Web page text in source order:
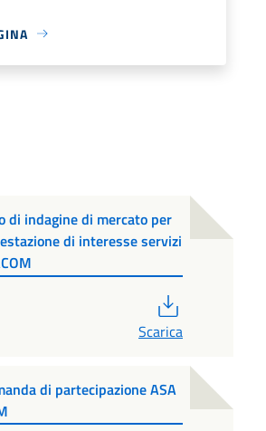
di indagine di mercato per
di interesse servizi
Scarica
di partecipazione ASA